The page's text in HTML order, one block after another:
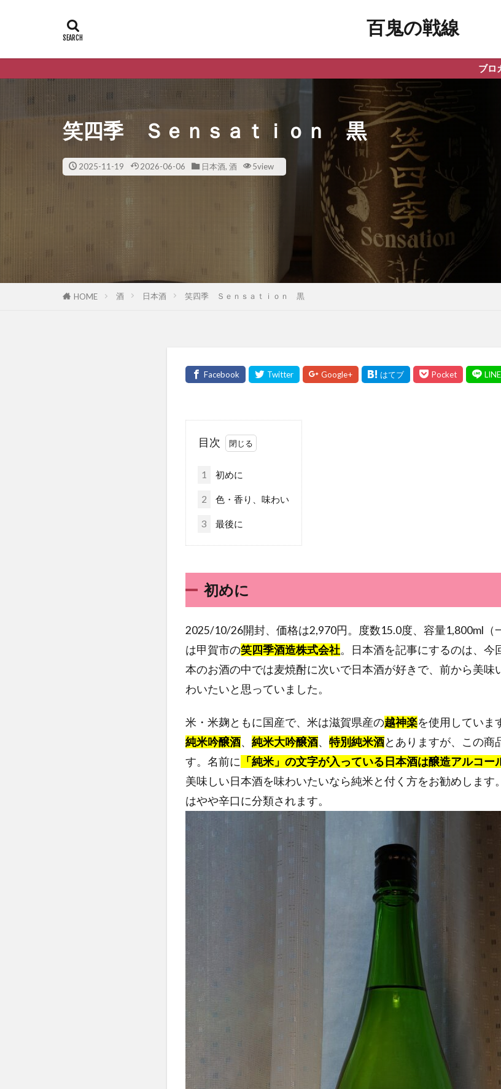
百鬼の戦線
ブロガー/アフィリエイター
笑四季 Ｓｅｎｓａｔｉｏｎ 黒
2025-11-19 2026-06-06 日本酒, 酒 5view
HOME 酒 日本酒 笑四季 Ｓｅｎｓａｔｉｏｎ 黒
目次
1 初めに
2 色・香り、味わい
3 最後に
初めに
2025/10/26開封、価格は2,970円。度数15.0度、容量1,800ml（
は甲賀市の笑四季酒造株式会社。日本酒を記事にするのは、今
本のお酒の中では麦焼酎に次いで日本酒が好きで、前から美味
わいたいと思っていました。
米・米麹ともに国産で、米は滋賀県産の越神楽を使用していま
純米吟醸酒、 純米大吟醸酒、 特別純米酒とありますが、この商
す。名前に 「純米」の文字が入っている日本酒は醸造アルコー
美味しい日本酒を味わいたいなら純米と付く方をお勧めします。
はやや辛口に分類されます。